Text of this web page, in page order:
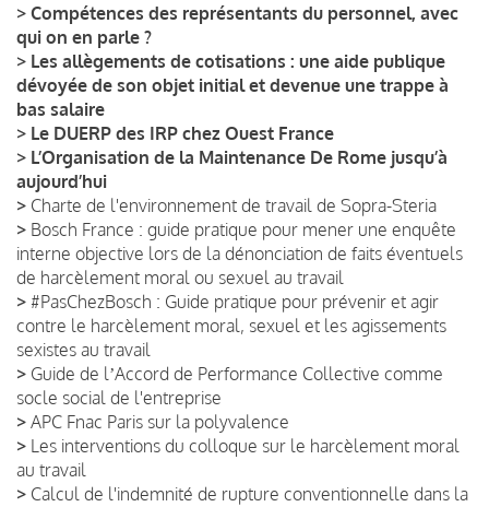
> Compétences des représentants du personnel, avec
qui on en parle ?
> Les allègements de cotisations : une aide publique
dévoyée de son objet initial et devenue une trappe à
bas salaire
> Le DUERP des IRP chez Ouest France
> L’Organisation de la Maintenance De Rome jusqu’à
aujourd’hui
> Charte de l'environnement de travail de Sopra-Steria
> Bosch France : guide pratique pour mener une enquête
interne objective lors de la dénonciation de faits éventuels
de harcèlement moral ou sexuel au travail
> #PasChezBosch : Guide pratique pour prévenir et agir
contre le harcèlement moral, sexuel et les agissements
sexistes au travail
> Guide de lʼAccord de Performance Collective comme
socle social de l'entreprise
> APC Fnac Paris sur la polyvalence
> Les interventions du colloque sur le harcèlement moral
au travail
> Calcul de l'indemnité de rupture conventionnelle dans la